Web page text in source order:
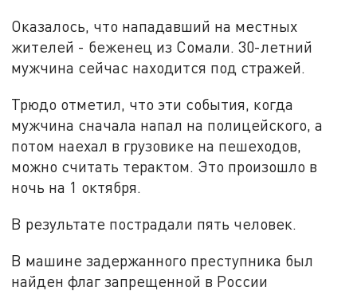
Оказалось, что нападавший на местных
жителей - беженец из Сомали. 30-летний
мужчина сейчас находится под стражей.
Трюдо отметил, что эти события, когда
мужчина сначала напал на полицейского, а
потом наехал в грузовике на пешеходов,
можно считать терактом. Это произошло в
ночь на 1 октября.
В результате пострадали пять человек.
В машине задержанного преступника был
найден флаг запрещенной в России